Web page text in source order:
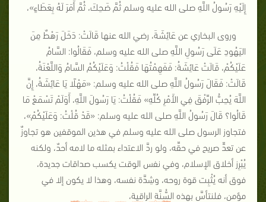
إِلَيْهِ رَسُولُ اللَّهِ صلى الله عليه وسلم ثُمَّ ضَحِكَ، ثُمَّ أَمَرَ لَهُ بِعَطَاءٍ»،
وروى البخاري عن عَائِشَةَ، رضي الله عنها قَالَتْ: دَخَلَ رَهْطٌ مِنَ
اليَهُودِ عَلَى رَسُولِ اللَّهِ صلى الله عليه وسلم، فَقَالُوا: السَّامُ
عَلَيْكُمْ، قَالَتْ عَائِشَةُ: فَفَهِمْتُهَا فَقُلْتُ: وَعَلَيْكُمُ السَّامُ وَاللَّعْنَةُ،
قَالَتْ: فَقَالَ رَسُولُ اللَّهِ صلى الله عليه وسلم: «مَهْلًا يَا عَائِشَةُ، إِنَّ
اللَّهَ يُحِبُّ الرِّفْقَ فِي الأَمْرِ كُلِّهِ» فَقُلْتُ: يَا رَسُولَ اللَّهِ، أَوَلَمْ تَسْمَعْ مَا
قَالُوا؟ قَالَ رَسُولُ اللَّهِ صلى الله عليه وسلم: «قَدْ قُلْتُ: وَعَلَيْكُمْ»،
فتجاوز الرسول صلى الله عليه وسلم في هذين الموقفين هو تجاوزٌ
عن تعدٍّ صريح في حقِّه، ولو ردَّ الاعتداء بمثله ما لامه أحدٌ، ولكنه
يُبْرِز أخلاق الإسلام، وفي نفس الوقت يكسب صداقات جديدة،
فوق أنه يُثْبِت قوة روحه، وشِدَّة نفسه، وهذا لا يكون إلا في
مؤمن، فلنتأسَّ بهذه السُّنَّة الراقية،